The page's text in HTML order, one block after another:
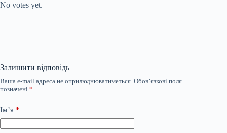
No votes yet.
Залишити відповідь
Ваша e-mail адреса не оприлюднюватиметься. Обов’язкові поля
позначені *
Ім’я *